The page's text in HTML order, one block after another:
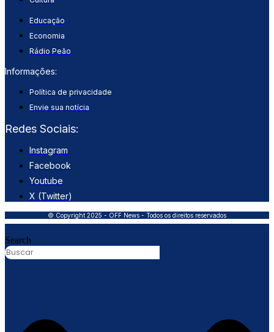
Educação
Economia
Rádio Peão
Informações:
Política de privacidade
Envie sua notícia
Redes Sociais:
Instagram
Facebook
Youtube
X (Twitter)
© Copyright 2025 - OFF News - Todos os direitos reservados
Search